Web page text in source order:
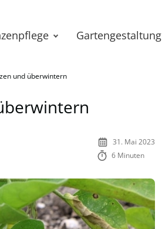
Gartengestaltung
und überwintern
31. Mai 2023
6 Minuten